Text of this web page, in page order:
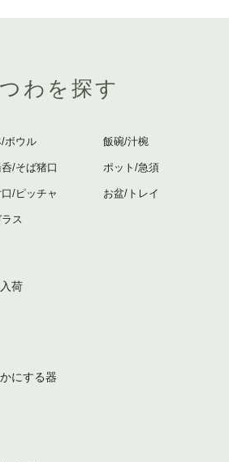
わを探す
ボウル
/そば猪口
口/ピッチャ
ラス
飯碗/汁椀
ポット/急須
お盆/トレイ
荷
にする器